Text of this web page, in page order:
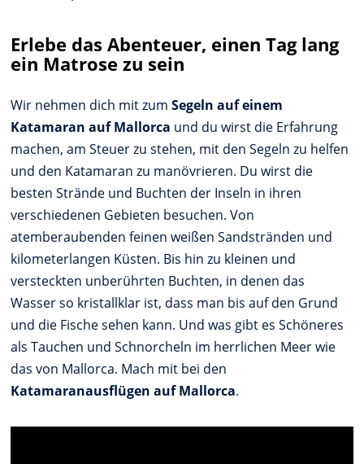
Erlebe das Abenteuer, einen Tag lang
ein Matrose zu sein
Wir nehmen dich mit zumSegeln auf einem
Katamaran auf Mallorca und du wirst die Erfahrung
machen, am Steuer zu stehen, mit den Segeln zu helfen
und den Katamaran zu manövrieren. Du wirst die
besten Strände und Buchten der Inseln in ihren
verschiedenen Gebieten besuchen. Von
atemberaubenden feinen weißen Sandstränden und
kilometerlangen Küsten. Bis hin zu kleinen und
versteckten unberührten Buchten, in denen das
Wasser so kristallklar ist, dass man bis auf den Grund
und die Fische sehen kann. Und was gibt es Schöneres
als Tauchen und Schnorcheln im herrlichen Meer wie
das von Mallorca. Mach mit bei den
Katamaranausflügen auf Mallorca.